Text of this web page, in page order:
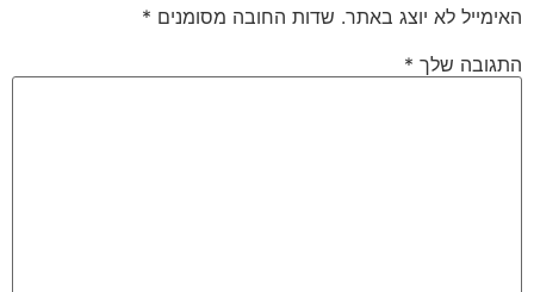
האימייל לא יוצג באתר. שדות החובה מסומנים *
התגובה שלך *